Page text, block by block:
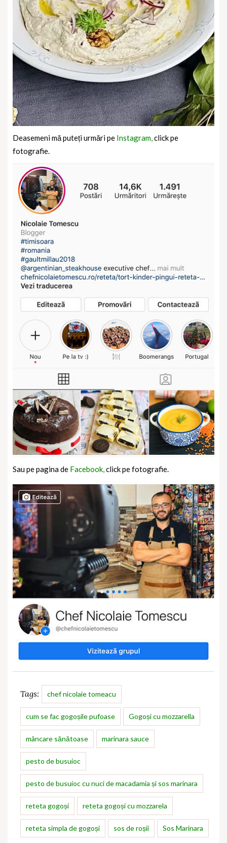
Deasemeni mă puteți urmări pe Instagram,click pe
fotografie.
Sau pe pagina de Facebook,click pe fotografie.
Tags: chef nicolaie tomeacu
cum se fac gogoșile pufoase Gogoși cu mozzarella
mâncare sănătoase marinara sauce
pesto de busuioc
pesto de busuioc cu nuci de macadamia și sos marinara
reteta gogoși reteta gogoși cu mozzarela
reteta simpla de gogoși sos de roșii Sos Marinara